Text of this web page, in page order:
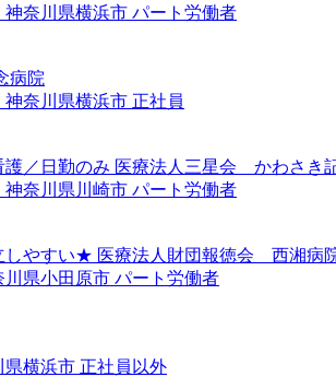
奈川県横浜市 パート労働者
病院
奈川県横浜市 正社員
護／日勤のみ 医療法人三星会 かわさき
奈川県川崎市 パート労働者
すい★ 医療法人財団報徳会 西湘病
県小田原市 パート労働者
県横浜市 正社員以外